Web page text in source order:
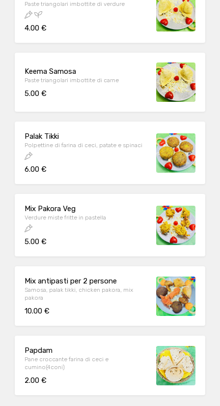
Paste triangolari imbottite di verdure
4.00 €
Keema Samosa
Paste triangolari imbottite di carne
5.00 €
Palak Tikki
Polpettine di farina di ceci, patate e spinaci
6.00 €
Mix Pakora Veg
Verdure miste fritte in pastella
5.00 €
Mix antipasti per 2 persone
Samosa, palak tikki, chicken pakora, mix
pakora
10.00 €
Papdam
Pane croccante farina di ceci e
cumino(4coni)
2.00 €